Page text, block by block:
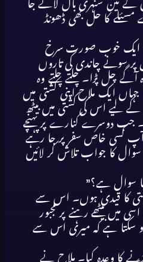
تین سنہری بال لانے جا
مسئلے کا حل بھی ڈھونڈ
ایک خوب صورت سرخ
پر سونے چاندی کی تاروں
آگے چل پڑا۔ چلتے چلتے وہ
ایک ملاح اپنی کشتی میں
کے لیے اس کی کشتی میں بیٹھ
جب دوسرے کنارے پر پہنچے
آپ کسی خاص سفر پر جا رہے
کا جواب تلاش کر لائیں
سوال ہے؟”
کا قیدی ہوں۔ اس سے
میں بیٹھے رہنے پر مجبور
ہو سکتا ہے کہ میری اس سے
کا وعدہ کیا۔ ملاح نے